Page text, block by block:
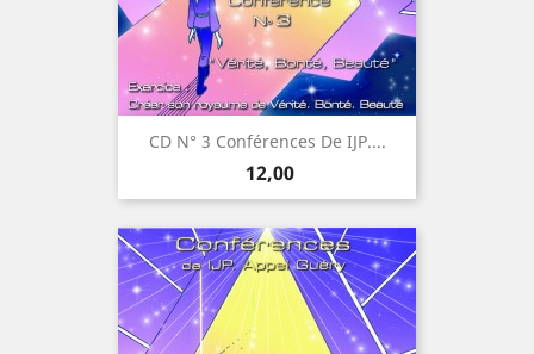
CD N° 3 Conférences De IJP....
Prijs
12,00